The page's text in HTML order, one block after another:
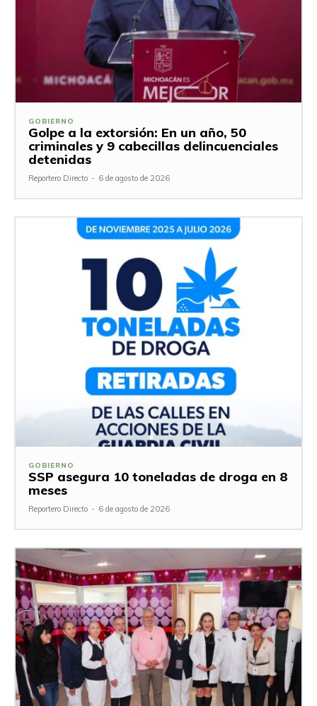
GOBIERNO
Golpe a la extorsión: En un año, 50
criminales y 9 cabecillas delincuenciales
detenidas
Reportero Directo - 6 de agosto de 2026
GOBIERNO
SSP asegura 10 toneladas de droga en 8
meses
Reportero Directo - 6 de agosto de 2026